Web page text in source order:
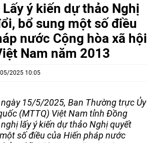
ý kiến dự thảo Nghị
bổ sung một số điều
nước Cộng hòa xã hội
Nam năm 2013
2025 10:05
15/5/2025, Ban Thường trực Ủy
(MTTQ) Việt Nam tỉnh Đồng
lấy ý kiến dự thảo Nghị quyết
số điều của Hiến pháp nước